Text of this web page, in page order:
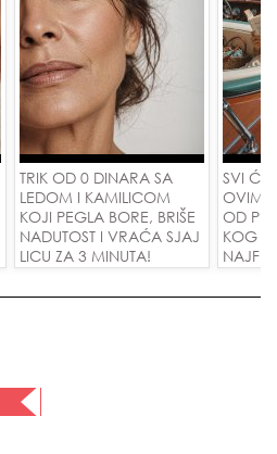
TRIK OD 0 DINARA SA
LEDOM I KAMILICOM
KOJI PEGLA BORE, BRIŠE
NADUTOST I VRAĆA SJAJ
LICU ZA 3 MINUTA!
SVI ĆE
OVIM
OD
KOG